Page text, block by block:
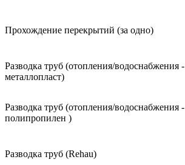
Прохождение перекрытий (за одно)
Разводка труб (отопления/водоснабжения -
металлопласт)
Разводка труб (отопления/водоснабжения -
полипропилен )
Разводка труб (Rehau)